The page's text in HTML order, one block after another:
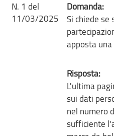
N. 1 del
11/03/2025
Domanda:
Si chiede se
apposta
Risposta:
L'ultima
sui dati
nel numero
sufficiente